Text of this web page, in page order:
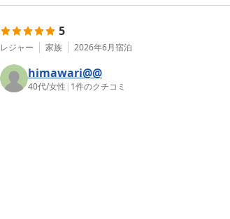
5
レジャー 家族 2026年6月宿泊
himawari@@
40代/女性 | 1件のクチコミ